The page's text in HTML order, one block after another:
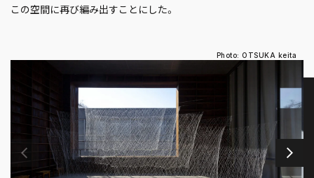
この空間に再び編み出すことにした。
Photo: OTSUKA keita